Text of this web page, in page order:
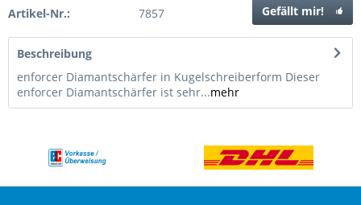
Gefällt mir!
Artikel-Nr.: 7857
Beschreibung
enforcer Diamantschärfer in Kugelschreiberform Dieser
enforcer Diamantschärfer ist sehr...mehr